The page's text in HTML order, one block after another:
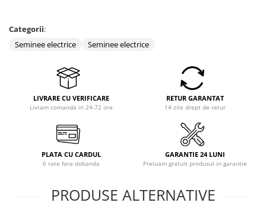
Categorii:
Seminee electrice
Seminee electrice
LIVRARE CU VERIFICARE
Livram comanda in 24-72 ore
RETUR GARANTAT
14 zile drept de retur
PLATA CU CARDUL
6 rate fara dobanda
GARANTIE 24 LUNI
Preluam gratuit produsul in garantie
PRODUSE ALTERNATIVE